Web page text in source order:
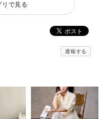
で見る
通報する